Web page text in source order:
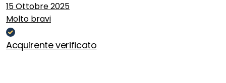
15 Ottobre 2025
Molto bravi
Acquirente verificato